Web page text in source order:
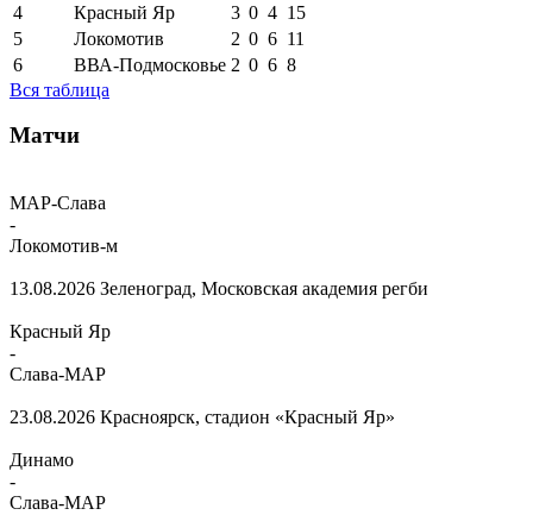
4
Красный Яр 3 0 4 15
5
Локомотив 2 0 6 11
6
ВВА-Подмосковье 2 0 6 8
Вся таблица
Матчи
МАР-Слава
-
Локомотив-м
13.08.2026 Зеленоград, Московская академия регби
Красный Яр
-
Слава-МАР
23.08.2026 Красноярск, стадион «Красный Яр»
Динамо
-
Слава-МАР